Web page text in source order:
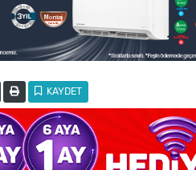
KAYDET